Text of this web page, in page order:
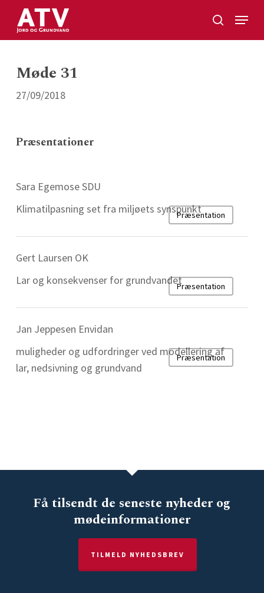
main
search
Menu
Møde 31
27/09/2018
Præsentationer
Sara Egemose SDU
Klimatilpasning set fra miljøets synspunktPræsentation
Gert Laursen OK
Lar og konsekvenser for grundvandetPræsentation
Jan Jeppesen Envidan
muligheder og udfordringer ved modellering af
lar, nedsivning og grundvand
Præsentation
Få tilsendt de seneste nyheder og
mødeinformationer
TILMELD NYHEDSBREV
Close